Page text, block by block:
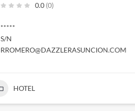
0.0 (0)
*****
S/N
RROMERO@DAZZLERASUNCION.COM
HOTEL